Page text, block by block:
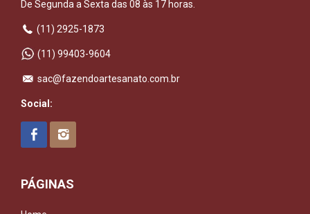
De Segunda a Sexta das 08 às 17 horas.
(11) 2925-1873
(11) 99403-9604
sac@fazendoartesanato.com.br
Social:
PÁGINAS